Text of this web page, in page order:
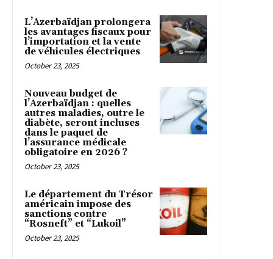
L’Azerbaïdjan prolongera
les avantages fiscaux pour
l’importation et la vente
de véhicules électriques
October 23, 2025
Nouveau budget de
l’Azerbaïdjan : quelles
autres maladies, outre le
diabète, seront incluses
dans le paquet de
l’assurance médicale
obligatoire en 2026 ?
October 23, 2025
Le département du Trésor
américain impose des
sanctions contre
“Rosneft” et “Lukoil”
October 23, 2025